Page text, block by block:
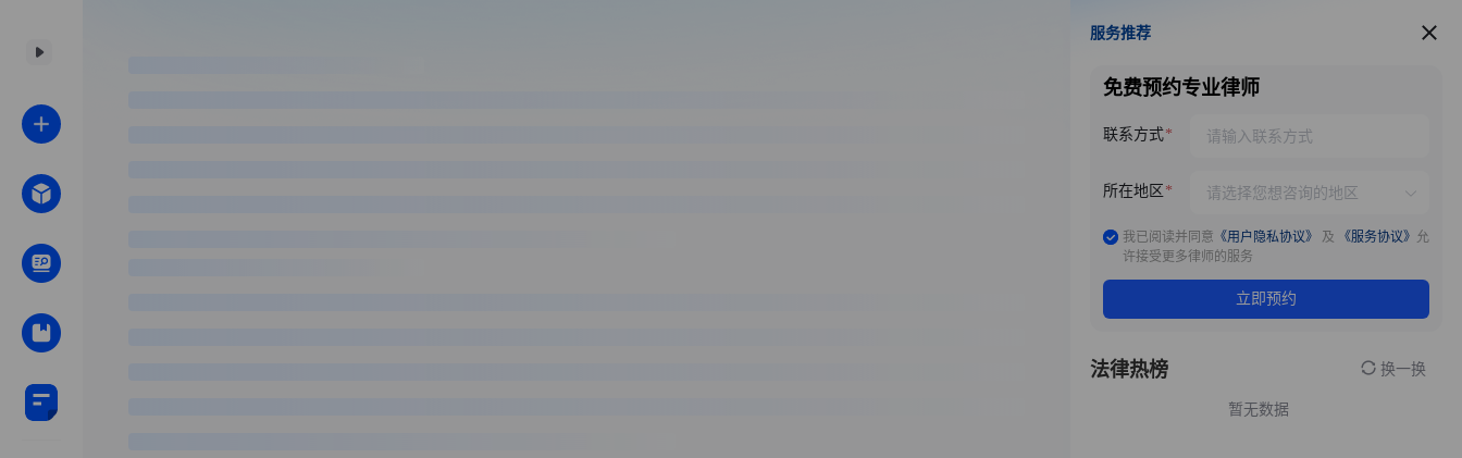
服务推荐
服务推荐
免费预约专业律师
联系方式
所在地区
我已阅读并同意 《用户隐私协议》 及 《服务协议》 允
许接受更多律师的服务
立即预约
法律热榜 换一换
暂无数据